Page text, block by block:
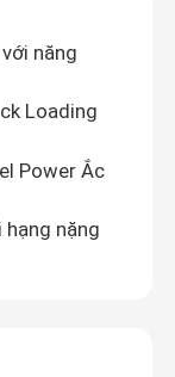
năng
Loading
Power Ắc
nặng